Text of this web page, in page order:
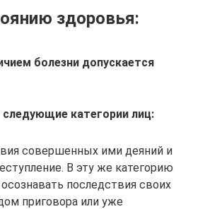
здоровья:
болезни допускается
категории лиц:
совершенных ими деяний и
В эту же категорию
последствия своих
приговора или уже